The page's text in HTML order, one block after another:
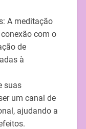
A meditação
com o
de
à
suas
um canal de
ajudando a